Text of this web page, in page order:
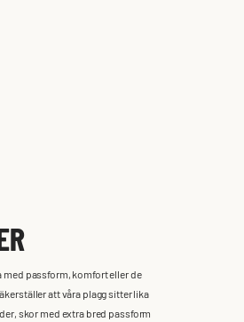
med passform, komfort eller de
att våra plagg sitter lika
skor med extra bred passform